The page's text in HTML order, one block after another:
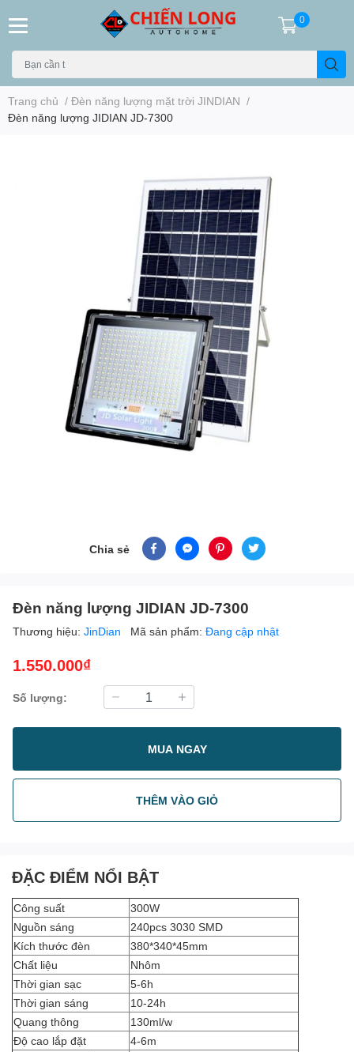
0
Trang chủ / Đèn năng lượng mặt trời JINDIAN /
Đèn năng lượng JIDIAN JD-7300
Chia sẻ
Đèn năng lượng JIDIAN JD-7300
Thương hiệu: JinDian Mã sản phẩm: Đang cập nhật
1.550.000₫
Số lượng:
MUA NGAY
THÊM VÀO GIỎ
ĐẶC ĐIỂM NỔI BẬT
Công suất
300W
Nguồn sáng
240pcs 3030 SMD
Kích thước đèn
380*340*45mm
Chất liệu
Nhôm
Thời gian sạc
5-6h
Thời gian sáng
10-24h
Quang thông
130ml/w
Độ cao lắp đặt
4-6m